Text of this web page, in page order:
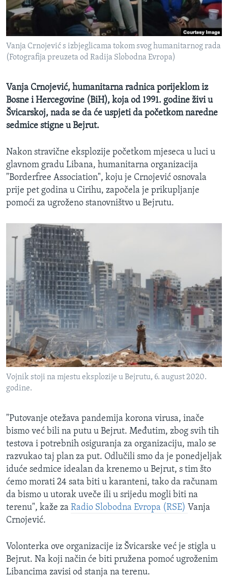
MAGAZIN
O GLASU AMERIKE
Learning English
PRATITE NAS
Jezici
Vanja Crnojević s izbjeglicama tokom svog humanitarnog rada
(Fotografija preuzeta od Radija Slobodna Evropa)
Vanja Crnojević, humanitarna radnica porijeklom iz
Bosne i Hercegovine (BiH), koja od 1991. godine živi u
Švicarskoj, nada se da će uspjeti da početkom naredne
sedmice stigne u Bejrut.
Nakon stravične eksplozije početkom mjeseca u luci u
glavnom gradu Libana, humanitarna organizacija
"Borderfree Association", koju je Crnojević osnovala
prije pet godina u Cirihu, započela je prikupljanje
pomoći za ugroženo stanovništvo u Bejrutu.
Vojnik stoji na mjestu eksplozije u Bejrutu, 6. august 2020.
godine.
"Putovanje otežava pandemija korona virusa, inače
bismo već bili na putu u Bejrut. Međutim, zbog svih tih
testova i potrebnih osiguranja za organizaciju, malo se
razvukao taj plan za put. Odlučili smo da je ponedjeljak
iduće sedmice idealan da krenemo u Bejrut, s tim što
ćemo morati 24 sata biti u karanteni, tako da računam
da bismo u utorak uveče ili u srijedu mogli biti na
terenu", kaže za Radio Slobodna Evropa (RSE) Vanja
Crnojević.
Volonterka ove organizacije iz Švicarske već je stigla u
Bejrut. Na koji način će biti pružena pomoć ugroženim
Libancima zavisi od stanja na terenu.